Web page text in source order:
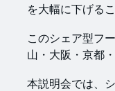
を大幅に下げる
このシェア型フ
山・大阪・京都
本説明会では、